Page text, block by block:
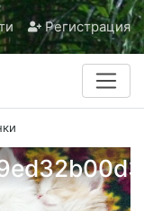
Регистрация